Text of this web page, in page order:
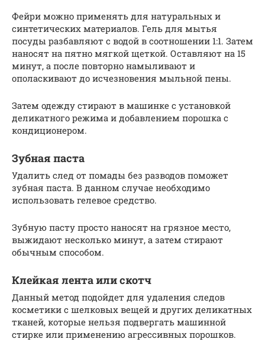
Фейри можно применять для натуральных и
синтетических материалов. Гель для мытья
посуды разбавляют с водой в соотношении 1:1. Затем
наносят на пятно мягкой щеткой. Оставляют на 15
минут, а после повторно намыливают и
ополаскивают до исчезновения мыльной пены.
Затем одежду стирают в машинке с установкой
деликатного режима и добавлением порошка с
кондиционером.
Зубная паста
Удалить след от помады без разводов поможет
зубная паста. В данном случае необходимо
использовать гелевое средство.
Зубную пасту просто наносят на грязное место,
выжидают несколько минут, а затем стирают
обычным способом.
Клейкая лента или скотч
Данный метод подойдет для удаления следов
косметики с шелковых вещей и других деликатных
тканей, которые нельзя подвергать машинной
стирке или применению агрессивных порошков.